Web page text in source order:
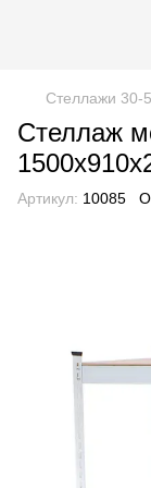
Стеллажи 30-
Стеллаж
Артикул: 10085